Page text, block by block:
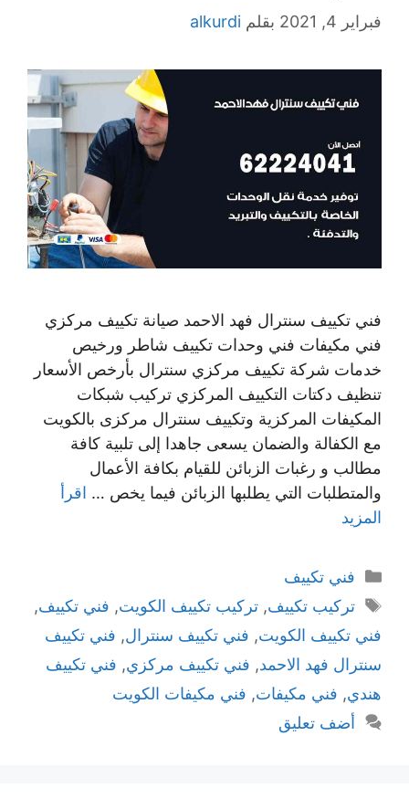
فبراير 4, 2021 بقلم alkurdi
فني تكييف سنترال فهد الاحمد صيانة تكييف مركزي
فني مكيفات فني وحدات تكييف شاطر ورخيص
خدمات شركة تكييف مركزي سنترال بأرخص الأسعار
تنظيف دكتات التكييف المركزي تركيب شبكات
المكيفات المركزية وتكييف سنترال مركزى بالكويت
مع الكفالة والضمان يسعى جاهدا إلى تلبية كافة
مطالب و رغبات الزبائن للقيام بكافة الأعمال
والمتطلبات التي يطلبها الزبائن فيما يخص … اقرأ
المزيد
التصنيفات
فني تكييف
الوسوم
تركيب تكييف, تركيب تكييف الكويت, فني تكييف,
فني تكييف الكويت, فني تكييف سنترال, فني تكييف
سنترال فهد الاحمد, فني تكييف مركزي, فني تكييف
هندي, فني مكيفات, فني مكيفات الكويت
أضف تعليق